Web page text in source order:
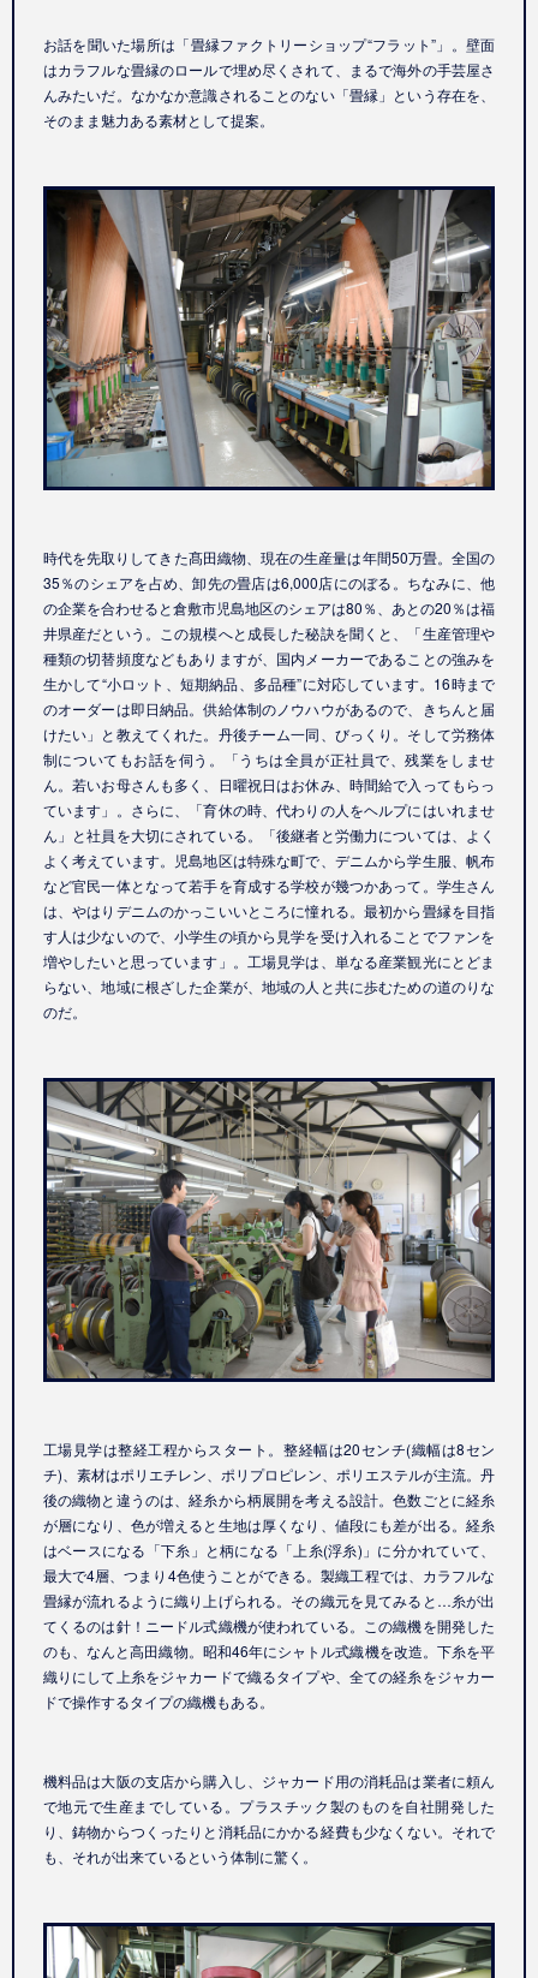
お話を聞いた場所は「畳縁ファクトリーショップ“フラット”」。壁面
はカラフルな畳縁のロールで埋め尽くされて、まるで海外の手芸屋さ
んみたいだ。なかなか意識されることのない「畳縁」という存在を、
そのまま魅力ある素材として提案。
時代を先取りしてきた髙田織物、現在の生産量は年間50万畳。全国の
35％のシェアを占め、卸先の畳店は6,000店にのぼる。ちなみに、他
の企業を合わせると倉敷市児島地区のシェアは80％、あとの20％は福
井県産だという。この規模へと成長した秘訣を聞くと、「生産管理や
種類の切替頻度などもありますが、国内メーカーであることの強みを
生かして“小ロット、短期納品、多品種”に対応しています。16時まで
のオーダーは即日納品。供給体制のノウハウがあるので、きちんと届
けたい」と教えてくれた。丹後チーム一同、びっくり。そして労務体
制についてもお話を伺う。「うちは全員が正社員で、残業をしませ
ん。若いお母さんも多く、日曜祝日はお休み、時間給で入ってもらっ
ています」。さらに、「育休の時、代わりの人をヘルプにはいれませ
ん」と社員を大切にされている。「後継者と労働力については、よく
よく考えています。児島地区は特殊な町で、デニムから学生服、帆布
など官民一体となって若手を育成する学校が幾つかあって。学生さん
は、やはりデニムのかっこいいところに憧れる。最初から畳縁を目指
す人は少ないので、小学生の頃から見学を受け入れることでファンを
増やしたいと思っています」。工場見学は、単なる産業観光にとどま
らない、地域に根ざした企業が、地域の人と共に歩むための道のりな
のだ。
工場見学は整経工程からスタート。整経幅は20センチ(織幅は8セン
チ)、素材はポリエチレン、ポリプロピレン、ポリエステルが主流。丹
後の織物と違うのは、経糸から柄展開を考える設計。色数ごとに経糸
が層になり、色が増えると生地は厚くなり、値段にも差が出る。経糸
はベースになる「下糸」と柄になる「上糸(浮糸)」に分かれていて、
最大で4層、つまり4色使うことができる。製織工程では、カラフルな
畳縁が流れるように織り上げられる。その織元を見てみると…糸が出
てくるのは針！ニードル式織機が使われている。この織機を開発した
のも、なんと高田織物。昭和46年にシャトル式織機を改造。下糸を平
織りにして上糸をジャカードで織るタイプや、全ての経糸をジャカー
ドで操作するタイプの織機もある。
機料品は大阪の支店から購入し、ジャカード用の消耗品は業者に頼ん
で地元で生産までしている。プラスチック製のものを自社開発した
り、鋳物からつくったりと消耗品にかかる経費も少なくない。それで
も、それが出来ているという体制に驚く。